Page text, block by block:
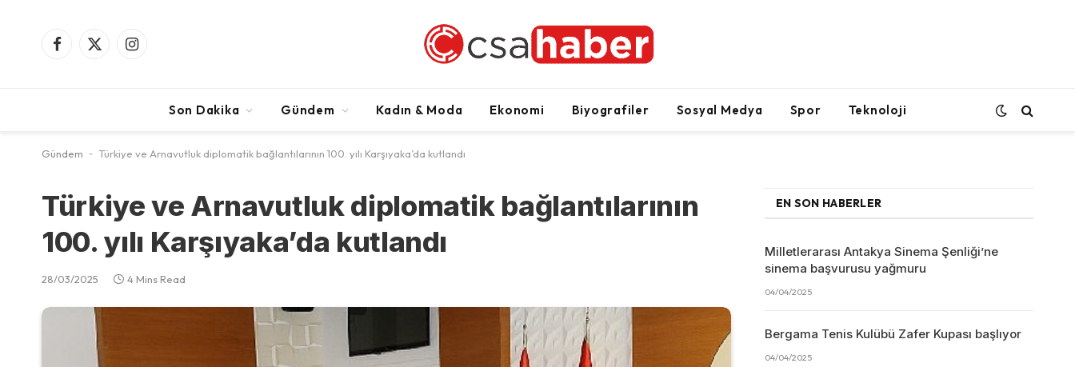
Facebook
X
Instagram
Son Dakika Gündem Kadın & Moda Ekonomi Biyografiler Sosyal Medya Spor Teknoloji
Gündem - Türkiye ve Arnavutluk diplomatik bağlantılarının 100. yılı Karşıyaka’da kutlandı
Türkiye ve Arnavutluk diplomatik bağlantılarının
100. yılı Karşıyaka’da kutlandı
28/03/2025 4 Mins Read
EN SON HABERLER
Milletlerarası Antakya Sinema Şenliği’ne
sinema başvurusu yağmuru
04/04/2025
Bergama Tenis Kulübü Zafer Kupası başlıyor
04/04/2025